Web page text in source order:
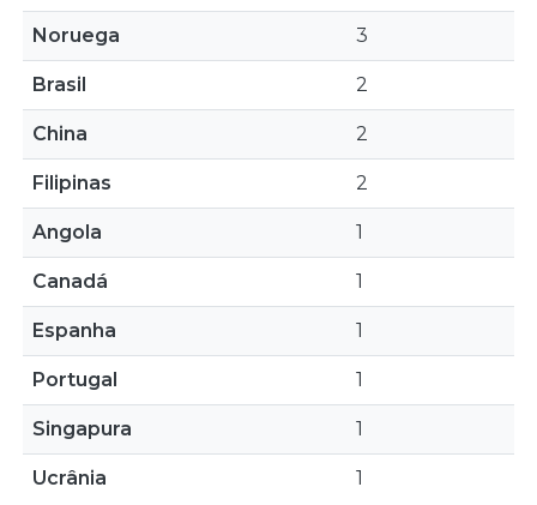
Noruega 3
Brasil 2
China 2
Filipinas 2
Angola 1
Canadá 1
Espanha 1
Portugal 1
Singapura 1
Ucrânia 1